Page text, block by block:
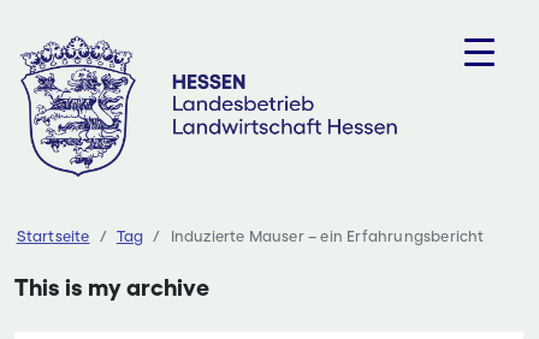
Inhalt
springen
Startseite Tag Induzierte Mauser – ein Erfahrungsbericht
This is my archive